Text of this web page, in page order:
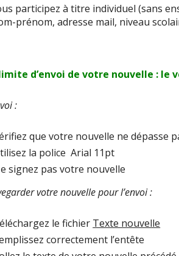
participez à titre individuel (sans
prénom, adresse mail, niveau
d’envoi de votre nouvelle : le
:
que votre nouvelle ne dépasse
la police Arial 11pt
signez pas votre nouvelle
votre nouvelle pour l’envoi :
le fichier Texte nouvelle
correctement l’entête